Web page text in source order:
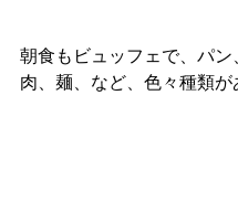
朝食もビュッフェで、パン
肉、麺、など、色々種類が